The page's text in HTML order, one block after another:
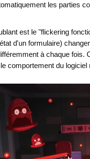
les parties
est le "flickering
d'un formulaire)
à chaque fois.
comportement du logiciel